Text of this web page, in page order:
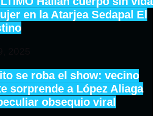
en la Atarjea Sedapal El
se roba el show: vecino
sorprende a López Aliaga
obsequio viral